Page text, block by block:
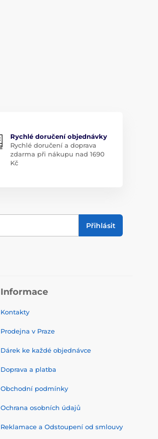
Rychlé doručení objednávky
Rychlé doručení a doprava
zdarma při nákupu nad 1690
Kč
Přihlásit
Informace
Kontakty
Prodejna v Praze
Dárek ke každé objednávce
Doprava a platba
Obchodní podmínky
Ochrana osobních údajů
Reklamace a Odstoupení od smlouvy